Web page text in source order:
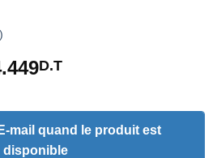
:
D.TLe
actuel
est :
154.449D.T.
mail quand le produit est
disponible